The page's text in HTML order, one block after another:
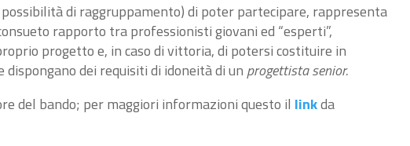
di raggruppamento) di poter partecipare, rappresenta
rapporto tra professionisti giovani ed “esperti”,
progetto e, in caso di vittoria, di potersi costituire in
dei requisiti di idoneità di un progettista senior.
del bando; per maggiori informazioni questo il linkda